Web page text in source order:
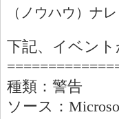
（ノウハウ）
下記、イベント
種類：警告
ソース：